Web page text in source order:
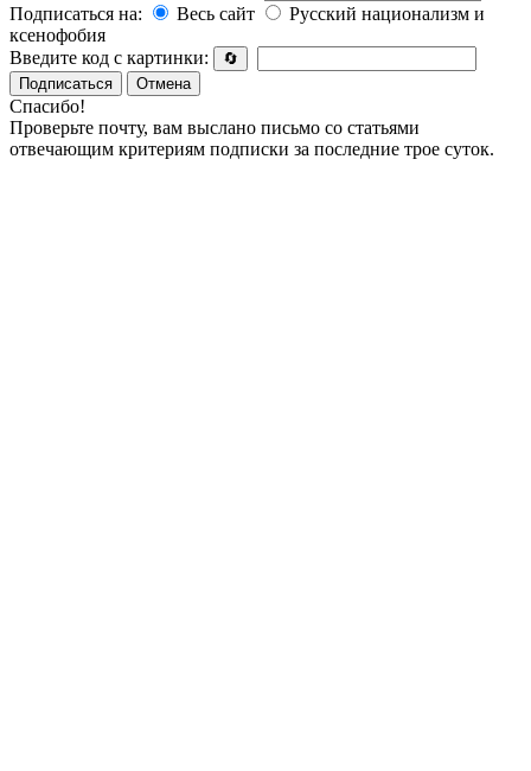
Подписаться на:
Весь сайт
Русский национализм и
ксенофобия
Введите код с картинки:
🔄
Подписаться
Отмена
Спасибо!
Проверьте почту, вам выслано письмо со статьями
отвечающим критериям подписки за последние трое суток.